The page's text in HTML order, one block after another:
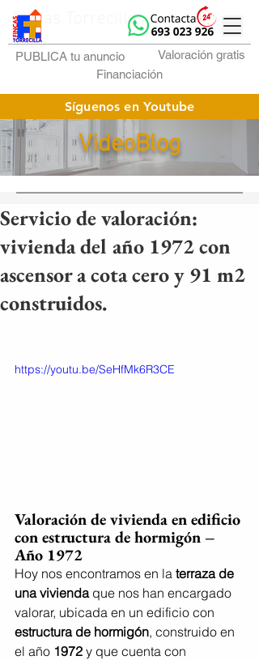
Fincas Torrecilla
PUBLICA tu anuncio
Valoración gratis
Financiación
Síguenos en Youtube
VideoBlog
Servicio de valoración:
vivienda del año 1972 con
ascensor a cota cero y 91 m2
construidos.
https://youtu.be/SeHfMk6R3CE
Valoración de vivienda en edificio
con estructura de hormigón –
Año 1972
Hoy nos encontramos en la terraza de
una vivienda que nos han encargado
valorar, ubicada en un edificio con
estructura de hormigón, construido en
el año 1972 y que cuenta con